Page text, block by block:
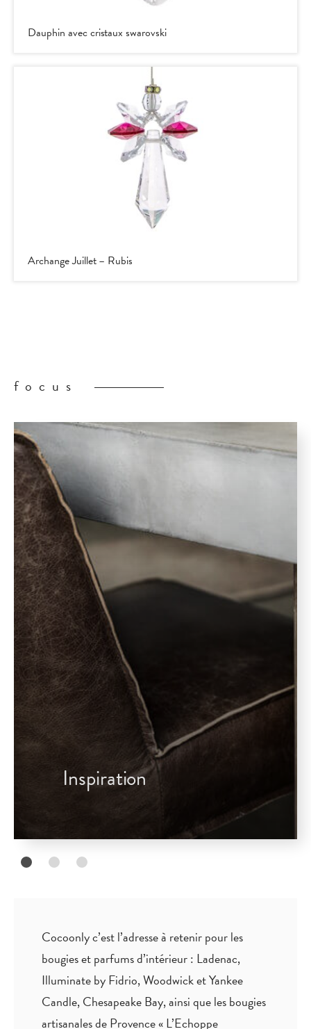
Dauphin avec cristaux swarovski
Archange Juillet – Rubis
focus
Inspiration
Cocoonly c’est l’adresse à retenir pour les
bougies et parfums d’intérieur : Ladenac,
Illuminate by Fidrio, Woodwick et Yankee
Candle, Chesapeake Bay, ainsi que les bougies
artisanales de Provence « L’Echoppe